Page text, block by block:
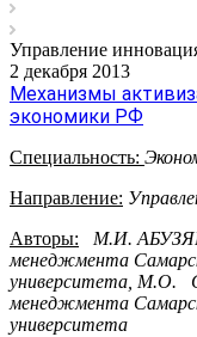
Управление
2 декабря 2013
Механизмы
экономики РФ
Специальность:
Направление:
Авторы:
М.И.
менеджмента
университета, М.О.
менеджмента
университета